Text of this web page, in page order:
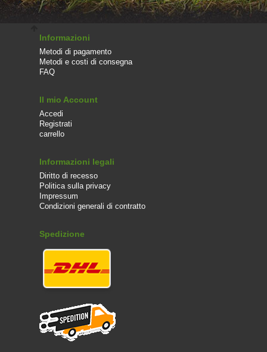
Informazioni
Metodi di pagamento
Metodi e costi di consegna
FAQ
Il mio Account
Accedi
Registrati
carrello
Informazioni legali
Diritto di recesso
Politica sulla privacy
Impressum
Condizioni generali di contratto
Spedizione